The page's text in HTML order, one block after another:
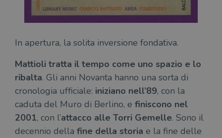
In apertura, la solita inversione fondativa.
Mattioli tratta il tempo come uno spazio e lo
ribalta. Gli anni Novanta hanno una sorta di
cronologia ufficiale: iniziano nell’89, con la
caduta del Muro di Berlino, e finiscono nel
2001, con l’attacco alle Torri Gemelle. Sono il
decennio della fine della storia e la fine delle